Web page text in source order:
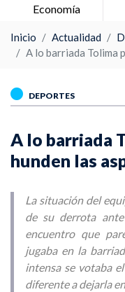
Economía
Inicio Actualidad
A lo barriada Tolima
DEPORTES
A lo barriada
hunden las
La situación del
de su derrota
encuentro que
jugaba en la
intensa se votaba
diferente a dejarla